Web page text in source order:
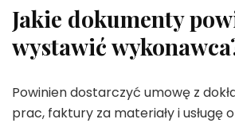
Jakie dokumenty
wystawić
Powinien dostarczyć umowę z
prac, faktury za materiały i usługę